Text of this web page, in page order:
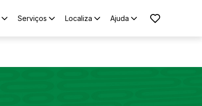
Serviços Localiza Ajuda